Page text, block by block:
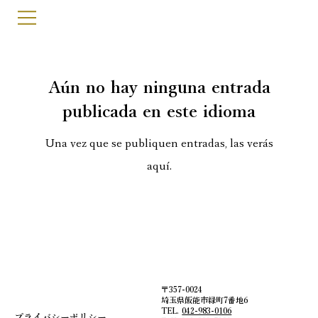
Aún no hay ninguna entrada
publicada en este idioma
Una vez que se publiquen entradas, las verás
aquí.
〒357-0024
埼玉県飯能市緑町7番地6
TEL.042-983-0106